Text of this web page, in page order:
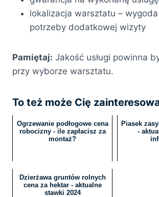
lokalizacja warsztatu –
potrzeby dodatkowej wizyty
Pamiętaj: Jakość usługi powinna
przy wyborze warsztatu.
To też może Cię
Ogrzewanie podłogowe cena
robocizny - ile zapłacisz za
montaż?
Piasek
-
Dzierżawa gruntów rolnych
cena za hektar - aktualne
stawki 2024